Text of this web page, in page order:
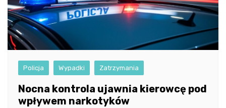
Policja Wypadki Zatrzymania
Nocna kontrola ujawnia kierowcę pod
wpływem narkotyków